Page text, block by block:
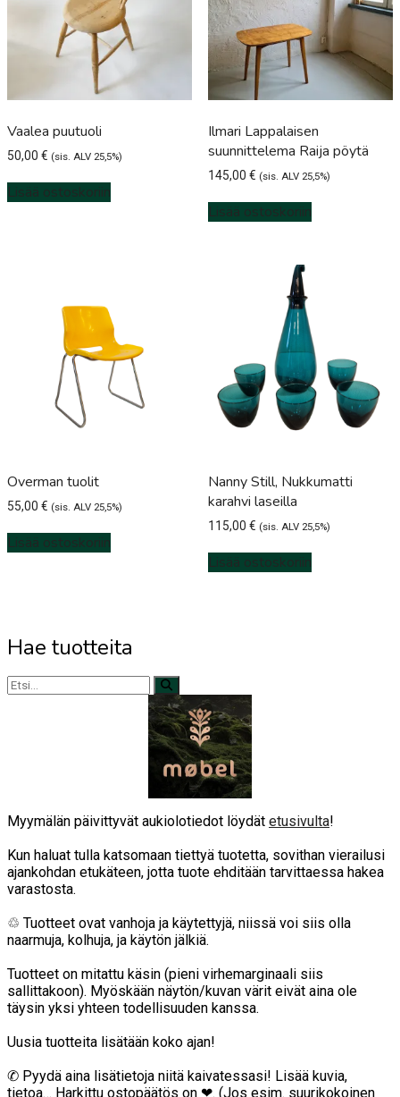
Vaalea puutuoli
50,00 € (sis. ALV 25,5%)
Lisää ostoskoriin
Ilmari Lappalaisen
suunnittelema Raija pöytä
145,00 € (sis. ALV 25,5%)
Lisää ostoskoriin
Overman tuolit
55,00 € (sis. ALV 25,5%)
Lisää ostoskoriin
Nanny Still, Nukkumatti
karahvi laseilla
115,00 € (sis. ALV 25,5%)
Lisää ostoskoriin
Hae tuotteita
Myymälän päivittyvät aukiolotiedot löydät etusivulta!
Kun haluat tulla katsomaan tiettyä tuotetta, sovithan vierailusi
ajankohdan etukäteen, jotta tuote ehditään tarvittaessa hakea
varastosta.
♲ Tuotteet ovat vanhoja ja käytettyjä, niissä voi siis olla
naarmuja, kolhuja, ja käytön jälkiä.
Tuotteet on mitattu käsin (pieni virhemarginaali siis
sallittakoon). Myöskään näytön/kuvan värit eivät aina ole
täysin yksi yhteen todellisuuden kanssa.
Uusia tuotteita lisätään koko ajan!
✆ Pyydä aina lisätietoja niitä kaivatessasi! Lisää kuvia,
tietoa… Harkittu ostopäätös on ❤. (Jos esim. suurikokoinen